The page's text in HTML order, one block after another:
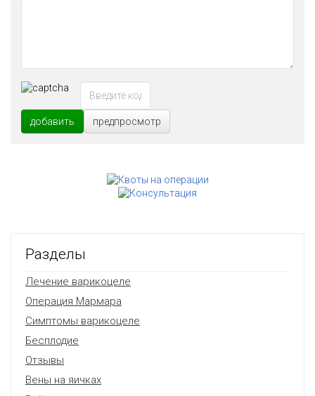
добавить предпросмотр
Разделы
Лечение варикоцеле
Операция Мармара
Симптомы варикоцеле
Бесплодие
Отзывы
Вены на яичках